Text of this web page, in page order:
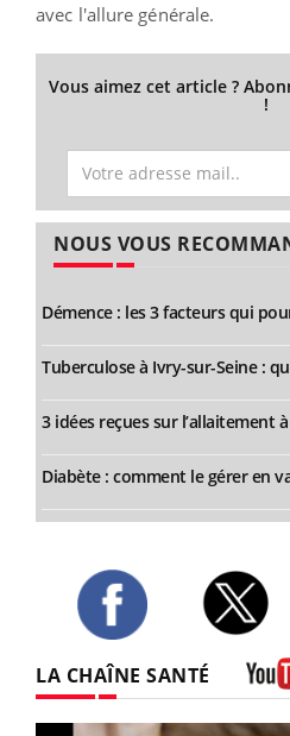
avec l'allure générale.
Vous aimez cet article ?
!
NOUS VOUS
Démence : les 3 facteurs qui
Tuberculose à Ivry-sur-Seine :
3 idées reçues sur l’allaitement
Diabète : comment le gérer en
LA CHAÎNE SANTÉ